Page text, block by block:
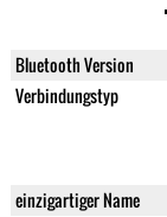
Bluetooth Version
Verbindungstyp
einzigartiger Name